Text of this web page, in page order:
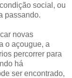
social, ou
passando.
novas
o açougue, a
percorrer para
há
ser encontrado,